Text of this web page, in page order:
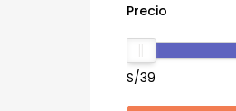
Precio
S/39